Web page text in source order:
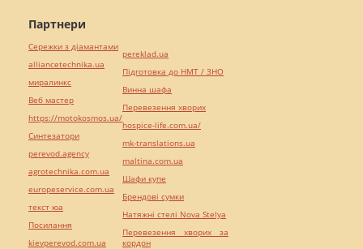
Партнери
Сережки з діамантами
alliancetechnika.ua
миралинкс
Веб мастер
https://motokosmos.ua/
Синтезатори
perevod.agency
agrotechnika.com.ua
europeservice.com.ua
текст юа
Посилання
kievperevod.com.ua
pereklad.ua
Підготовка до НМТ / ЗНО
Винна шафа
Перевезення хворих
hospice-life.com.ua/
mk-translations.ua
maltina.com.ua
Шафи купе
Брендові сумки
Натяжні стелі Nova Stelya
Перевезення хворих за
кордон